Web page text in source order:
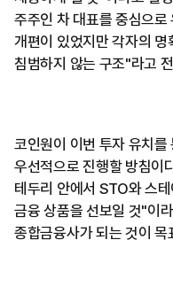
주주인 차 대표를 중심으
개편이 있었지만 각자의
침범하지 않는 구조"라고
코인원이 이번 투자 유치
우선적으로 진행할 방침이
테두리 안에서 STO와 스
금융 상품을 선보일 것"이
종합금융사가 되는 것이 목